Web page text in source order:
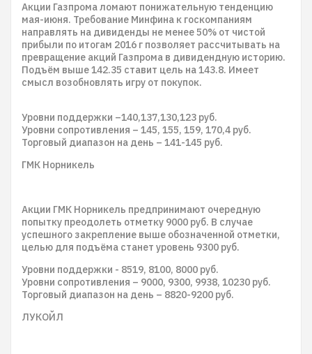
Акции Газпрома ломают понижательную тенденцию
мая-июня. Требование Минфина к госкомпаниям
направлять на дивиденды не менее 50% от чистой
прибыли по итогам 2016 г позволяет рассчитывать на
превращение акций Газпрома в дивидендную историю.
Подъём выше 142.35 ставит цель на 143.8. Имеет
смысл возобновлять игру от покупок.
Уровни поддержки –140,137,130,123 руб.
Уровни сопротивления – 145, 155, 159, 170,4 руб.
Торговый диапазон на день – 141-145 руб.
ГМК Норникель
Акции ГМК Норникель предпринимают очередную
попытку преодолеть отметку 9000 руб. В случае
успешного закрепление выше обозначенной отметки,
целью для подъёма станет уровень 9300 руб.
Уровни поддержки - 8519, 8100, 8000 руб.
Уровни сопротивления – 9000, 9300, 9938, 10230 руб.
Торговый диапазон на день – 8820-9200 руб.
ЛУКОЙЛ